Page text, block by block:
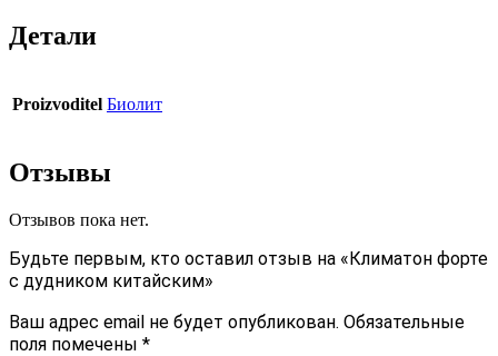
Детали
Proizvoditel Биолит
Отзывы
Отзывов пока нет.
Будьте первым, кто оставил отзыв на «Климатон форте
с дудником китайским»
Ваш адрес email не будет опубликован. Обязательные
поля помечены *